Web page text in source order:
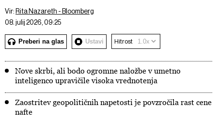
Vir: Rita Nazareth - Bloomberg
08. julij 2026, 09:25
Preberi na glas Ustavi Hitrost
Nove skrbi, ali bodo ogromne naložbe v umetno
inteligenco upravičile visoka vrednotenja
Zaostritev geopolitičnih napetosti je povzročila rast cene
nafte